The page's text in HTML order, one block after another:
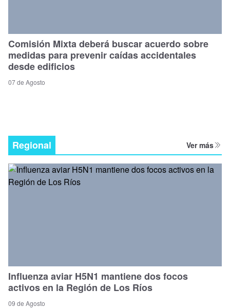
Comisión Mixta deberá buscar acuerdo sobre
medidas para prevenir caídas accidentales
desde edificios
07 de Agosto
Regional Ver más
Influenza aviar H5N1 mantiene dos focos
activos en la Región de Los Ríos
09 de Agosto